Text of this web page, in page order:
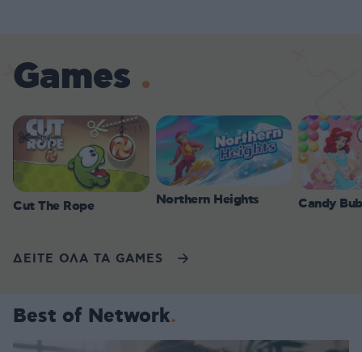
Games
Cut The Rope Northern Heights Candy
ΔΕΙΤΕ ΟΛΑ ΤΑ GAMES
Best of Network